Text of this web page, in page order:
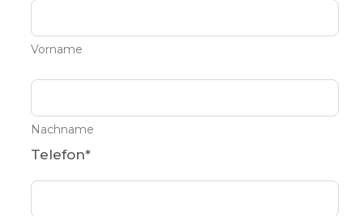
Vorname
Nachname
Telefon*